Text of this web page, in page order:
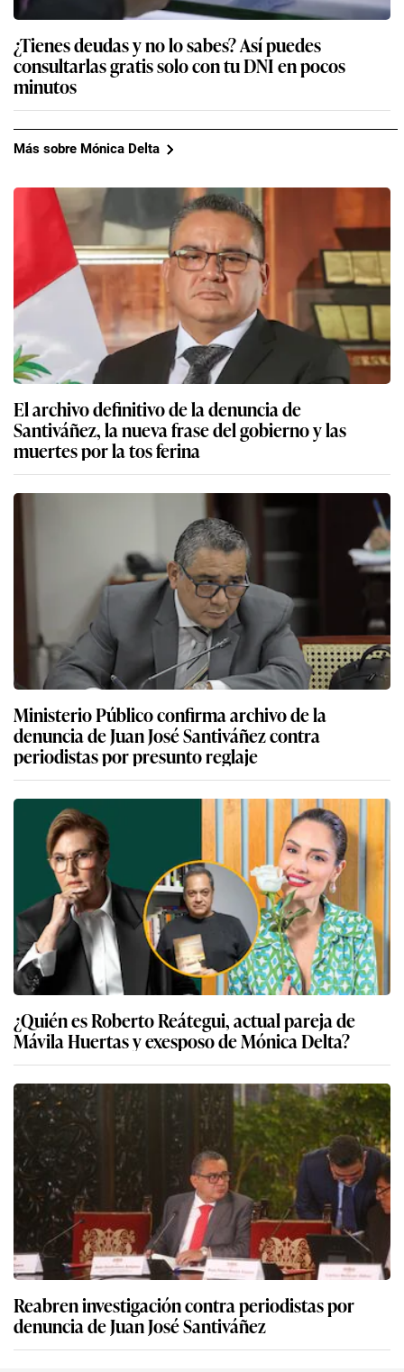
¿Tienes deudas y no lo sabes? Así puedes
consultarlas gratis solo con tu DNI en pocos
minutos
Más sobre Mónica Delta
El archivo definitivo de la denuncia de
Santiváñez, la nueva frase del gobierno y las
muertes por la tos ferina
Ministerio Público confirma archivo de la
denuncia de Juan José Santiváñez contra
periodistas por presunto reglaje
¿Quién es Roberto Reátegui, actual pareja de
Mávila Huertas y exesposo de Mónica Delta?
Reabren investigación contra periodistas por
denuncia de Juan José Santiváñez